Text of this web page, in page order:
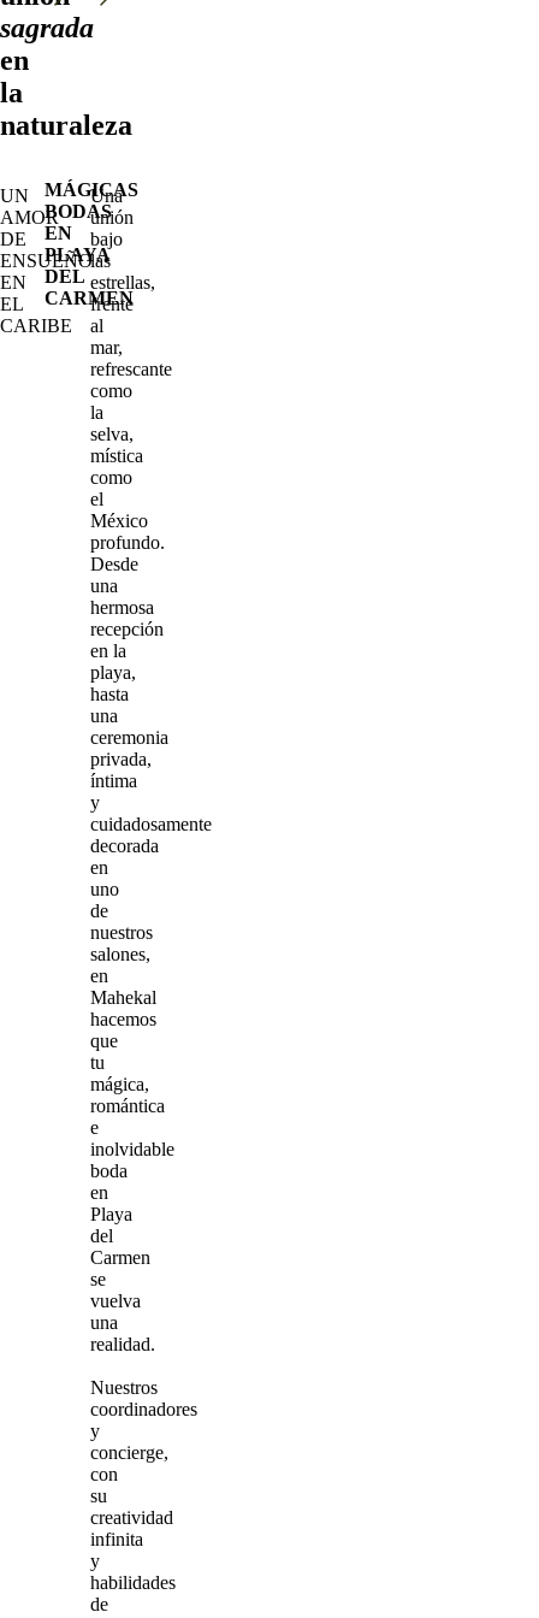
sagrada
en
la
naturaleza
UN
AMOR
DE
ENSUEÑO
EN
EL
CARIBE
MÁGICAS
BODAS
EN
PLAYA
DEL
CARMEN
Una
unión
bajo
las
estrellas,
frente
al
mar,
refrescante
como
la
selva,
mística
como
el
México
profundo.
Desde
una
hermosa
recepción
en la
playa,
hasta
una
ceremonia
privada,
íntima
y
cuidadosamente
decorada
en
uno
de
nuestros
salones,
en
Mahekal
hacemos
que
tu
mágica,
romántica
e
inolvidable
boda
en
Playa
del
Carmen
se
vuelva
una
realidad.
Nuestros
coordinadores
y
concierge,
con
su
creatividad
infinita
y
habilidades
de